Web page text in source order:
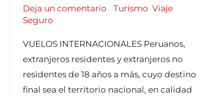
Deja un comentario Turismo Viaje
Seguro
VUELOS INTERNACIONALES Peruanos,
extranjeros residentes y extranjeros no
residentes de 18 años a más, cuyo destino
final sea el territorio nacional, en calidad